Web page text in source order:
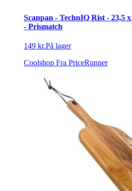
Scanpan - TechnIQ Rist - 23,5
- Prismatch
149 kr.På lager
Coolshop Fra PriceRunner